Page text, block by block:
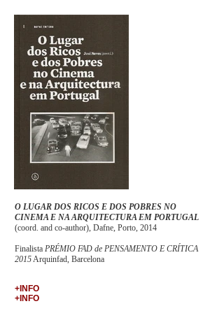
O LUGAR DOS RICOS E DOS POBRES NO
CINEMA E NA ARQUITECTURA EM PORTUGAL
(coord. and co-author), Dafne, Porto, 2014
Finalista PRÉMIO FAD de PENSAMENTO E CRÍTICA
2015Arquinfad, Barcelona
+INFO
+INFO